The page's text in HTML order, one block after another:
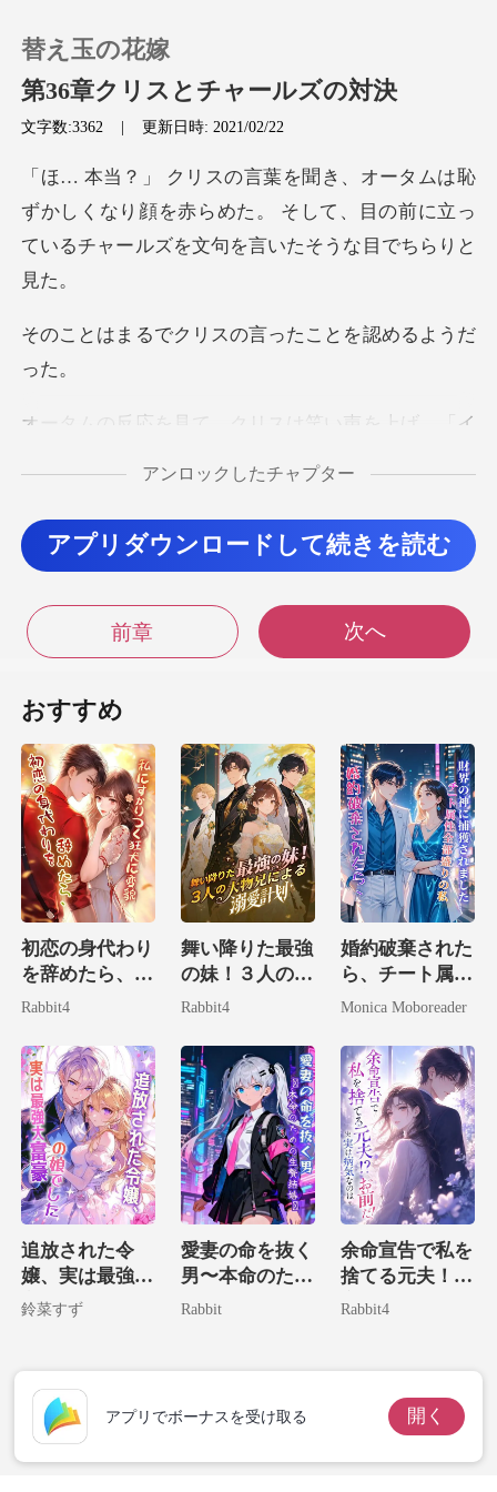
0
チャージ
替え玉の花嫁
第36章クリスとチャールズの対決
文字数:3362 |更新日時: 2021/02/22
ずかしくなり顔を赤らめた。 そして、目の前に立っ
て
リスの言ったことを
笑い声を上げ、「イ
出て行った。 オータムが去った
いわけがない」と、
クリスが真
アンロックしたチャプター
アプリダウンロードして続きを読む
前章 次へ
おすすめ
初恋の身代わり
を辞めたら、私
にすがりつく狂
Rabbit4
舞い降りた最強
の妹！３人の大
物兄による溺愛
Rabbit4
婚約破棄された
ら、チート属性
全部盛りの私が
されました。
Monica Moboreader
追放された令
嬢、実は最強大
富豪の娘でした
鈴菜すず
愛妻の命を抜く
男〜本命のため
の生贄結婚〜
Rabbit
余命宣告で私を
捨てる元夫！？
実は病気なのは
Rabbit4
アプリでボーナスを受け取る 開く